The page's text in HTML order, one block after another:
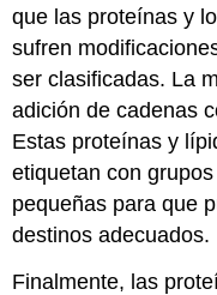
que las proteínas y
sufren
ser clasificadas. La
adición de cadenas
Estas proteínas y
etiquetan con
pequeñas para que
destinos adecuados.
Finalmente, las